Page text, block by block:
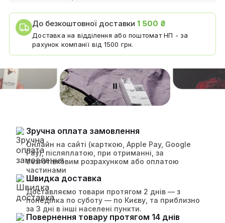
До безкоштовної доставки1 500 ₴
Доставка на відділення або поштомат НП - за
рахунок компанії від 1500 грн.
Зручна оплата замовлення
Онлайн на сайті (карткою, Apple Pay, Google
Pay), післяплатою, при отриманні, за
безготівковим розрахунком або оплатою
частинами
Швидка доставка
Доставляємо товари протягом 2 днів — з
понеділка по суботу — по Києву, та приблизно
за 3 дні в інші населені пункти.
Повернення товару протягом 14 днів